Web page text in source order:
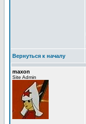
Вернуться к началу
maxon
Site Admin